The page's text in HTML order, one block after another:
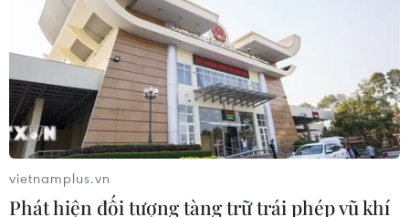
Nam Thủ đô
08/08/2026 08:52
Đề xuất hơn 65.500 tỷ đồng đầu tư
Dự án đường cao tốc nối Lai Châu-
Lào Cai
vietnamplus.vn
Phát hiện đối tượng tàng trữ trái phép vũ khí